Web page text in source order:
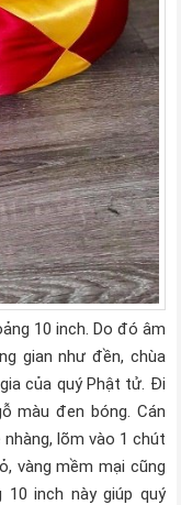
10 inch. Do đó âm
gian như đền, chùa
của quý Phật tử. Đi
màu đen bóng. Cán
lõm vào 1 chút
vàng mềm mại cũng
inch này giúp quý